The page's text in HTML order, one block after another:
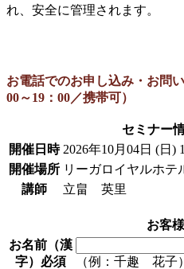
れ、安全に管理されます。
お電話でのお申し込み・お問
00～19：00／携帯可）
セミナー
開催日時 2026年10月04日 (日)
開催場所 リーガロイヤルホテ
講師
立畠 英里
お客
お名前（漢
字） 必須
（例：千趣 花子）